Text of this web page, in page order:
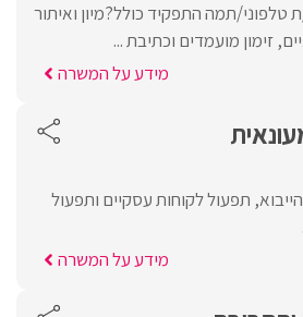
תמה התפקיד כולל?מיון ואיתור
זימון מועמדים וכתיבת ...
מידע על המשרה
תפעול לקוחות עסקיים ותפעול
מידע על המשרה